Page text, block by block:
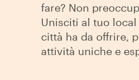
fare? Non
Unisciti al tuo
città ha da offrire,
attività uniche e